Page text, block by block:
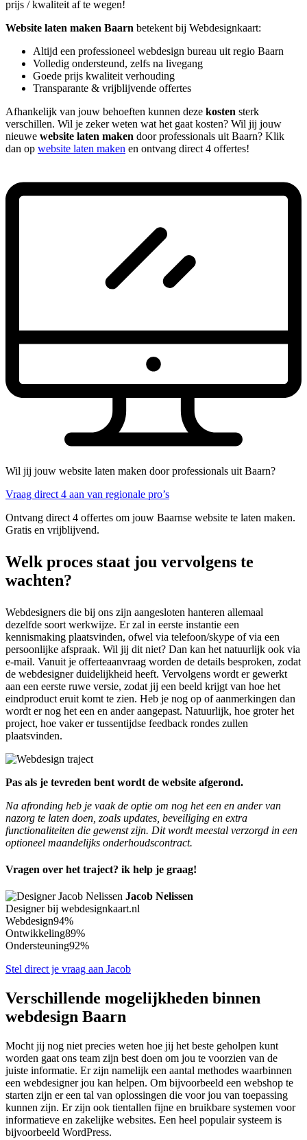
prijs / kwaliteit af te wegen!
Website laten maken Baarn betekent bij Webdesignkaart:
Altijd een professioneel webdesign bureau uit regio Baarn
Volledig ondersteund, zelfs na livegang
Goede prijs kwaliteit verhouding
Transparante & vrijblijvende offertes
Afhankelijk van jouw behoeften kunnen deze kosten sterk
verschillen. Wil je zeker weten wat het gaat kosten? Wil jij jouw
nieuwe website laten maken door professionals uit Baarn? Klik
dan op website laten maken en ontvang direct 4 offertes!
Wil jij jouw website laten maken door professionals uit Baarn?
Vraag direct 4 aan van regionale pro’s
Ontvang direct 4 offertes om jouw Baarnse website te laten maken.
Gratis en vrijblijvend.
Welk proces staat jou vervolgens te
wachten?
Webdesigners die bij ons zijn aangesloten hanteren allemaal
dezelfde soort werkwijze. Er zal in eerste instantie een
kennismaking plaatsvinden, ofwel via telefoon/skype of via een
persoonlijke afspraak. Wil jij dit niet? Dan kan het natuurlijk ook via
e-mail. Vanuit je offerteaanvraag worden de details besproken, zodat
de webdesigner duidelijkheid heeft. Vervolgens wordt er gewerkt
aan een eerste ruwe versie, zodat jij een beeld krijgt van hoe het
eindproduct eruit komt te zien. Heb je nog op of aanmerkingen dan
wordt er nog het een en ander aangepast. Natuurlijk, hoe groter het
project, hoe vaker er tussentijdse feedback rondes zullen
plaatsvinden.
Pas als je tevreden bent wordt de website afgerond.
Na afronding heb je vaak de optie om nog het een en ander van
nazorg te laten doen, zoals updates, beveiliging en extra
functionaliteiten die gewenst zijn. Dit wordt meestal verzorgd in een
optioneel maandelijks onderhoudscontract.
Vragen over het traject? ik help je graag!
Jacob Nelissen
Designer bij webdesignkaart.nl
Webdesign94%
Ontwikkeling89%
Ondersteuning92%
Stel direct je vraag aan Jacob
Verschillende mogelijkheden binnen
webdesign Baarn
Mocht jij nog niet precies weten hoe jij het beste geholpen kunt
worden gaat ons team zijn best doen om jou te voorzien van de
juiste informatie. Er zijn namelijk een aantal methodes waarbinnen
een webdesigner jou kan helpen. Om bijvoorbeeld een webshop te
starten zijn er een tal van oplossingen die voor jou van toepassing
kunnen zijn. Er zijn ook tientallen fijne en bruikbare systemen voor
informatieve en zakelijke websites. Een heel populair systeem is
bijvoorbeeld WordPress.